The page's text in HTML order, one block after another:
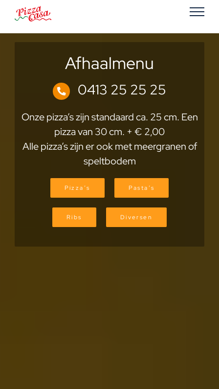
naar
inhoud
Afhaalmenu
0413 25 25 25
Onze pizza’s zijn standaard ca. 25 cm. Een
pizza van 30 cm. + € 2,00
Alle pizza’s zijn er ook met meergranen of
speltbodem
Pizza’s Pasta’s
Ribs Diversen